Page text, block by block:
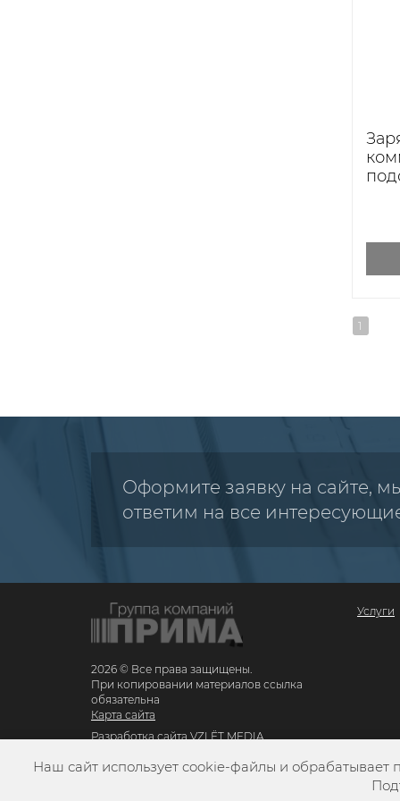
1
Оформите заявку на сайте,
ответим на все
2026 © Все права защищены.
При копировании материалов ссылка
обязательна
Карта сайта
Разработка сайтаVZLЁT MEDIA
Услуги
Наш сайт использует cookie-файлы и